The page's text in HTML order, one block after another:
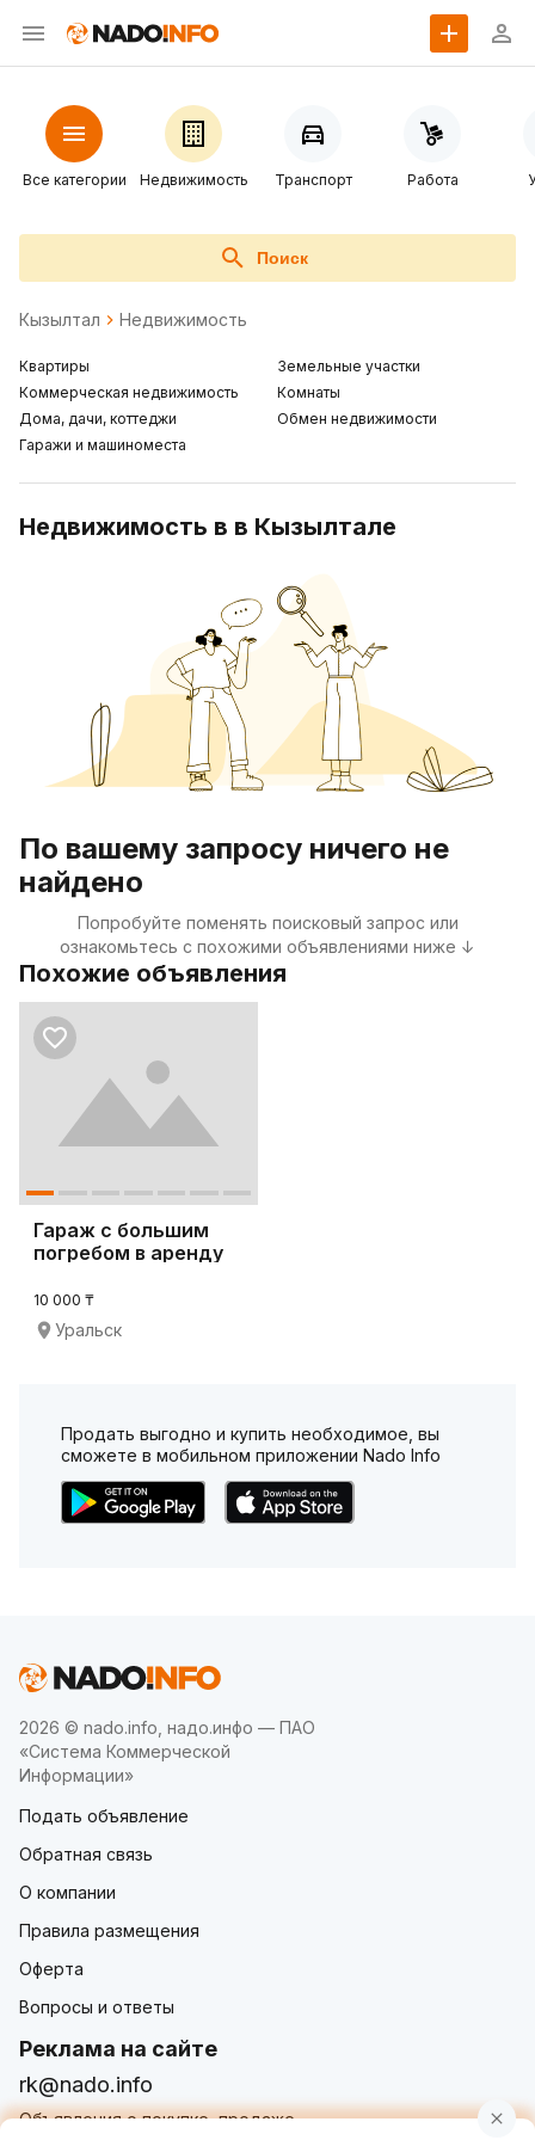
Все категории Недвижимость Транспорт Работа
Поиск
Кызылтал Недвижимость
Квартиры
Коммерческая недвижимость
Дома, дачи, коттеджи
Гаражи и машиноместа
Земельные участки
Комнаты
Обмен недвижимости
Недвижимость в в Кызылтале
По вашему запросу ничего не
найдено
Попробуйте поменять поисковый запрос или
ознакомьтесь с похожими объявлениями ниже ↓
Похожие объявления
Гараж с большим
погребом в аренду
10 000 ₸
Уральск
Продать выгодно и купить необходимое, вы
сможете в мобильном приложении Nado Info
2026 © nado.info, надо.инфо — ПАО
«Система Коммерческой
Информации»
Подать объявление
Обратная связь
О компании
Правила размещения
Оферта
Вопросы и ответы
Реклама на сайте
rk@nado.info
Объявления о покупке, продаже,